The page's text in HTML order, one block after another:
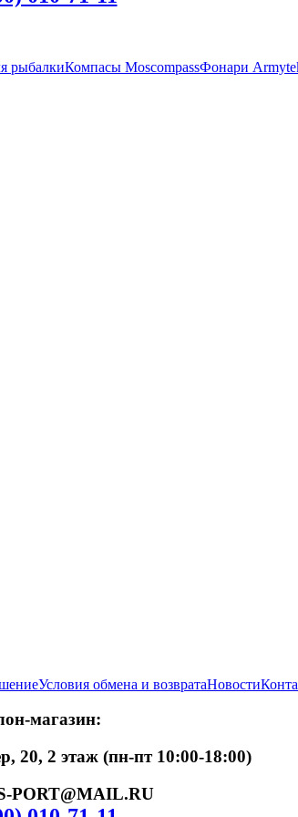
рыбалкиКомпасы MoscompassФонари
Условия обмена и возвратаНовости
магазин:
20, 2 этаж (пн-пт 10:00-18:00)
PORT@MAIL.RU